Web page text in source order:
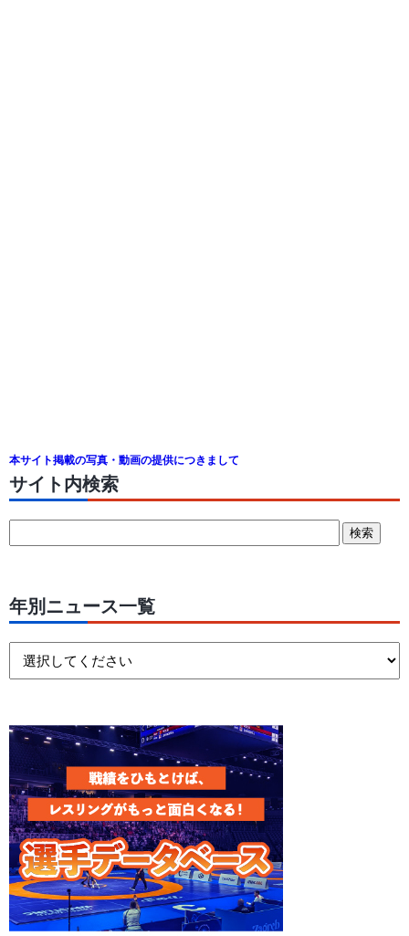
本サイト掲載の写真・動画の提供につきまして
サイト内検索
年別ニュース一覧